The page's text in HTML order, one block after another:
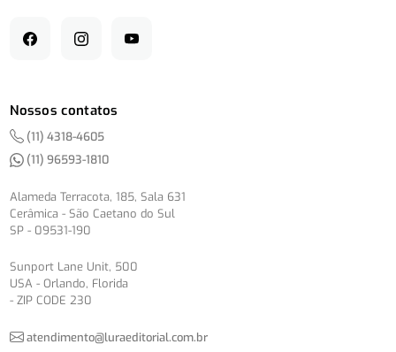
Nossos contatos
(11) 4318-4605
(11) 96593-1810
Alameda Terracota, 185, Sala 631
Cerâmica - São Caetano do Sul
SP - 09531-190
Sunport Lane Unit, 500
USA - Orlando, Florida
- ZIP CODE 230
atendimento@luraeditorial.com.br